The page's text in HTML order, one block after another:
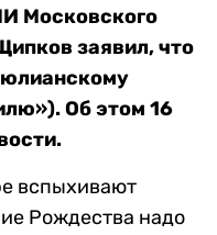
Московского
заявил, что
юлианскому
Об этом 16
вспыхивают
Рождества надо